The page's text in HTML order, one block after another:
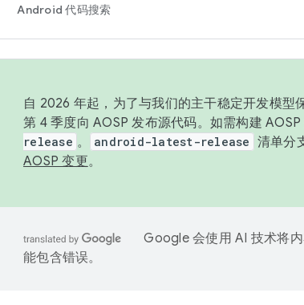
Android 代码搜索
自 2026 年起，为了与我们的主干稳定开发模
第 4 季度向 AOSP 发布源代码。如需构建
release 。 android-latest-release 清单分
AOSP 变更。
Google 会使用 AI 技术将
能包含错误。